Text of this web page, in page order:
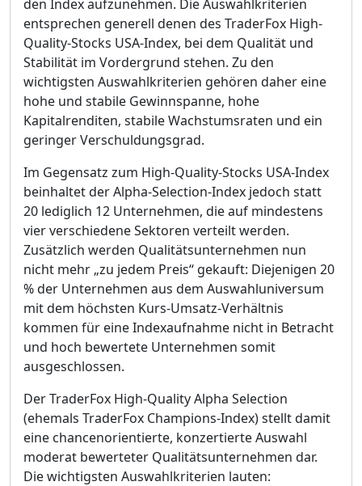
den Index aufzunehmen. Die Auswahlkriterien
entsprechen generell denen des TraderFox High-
Quality-Stocks USA-Index, bei dem Qualität und
Stabilität im Vordergrund stehen. Zu den
wichtigsten Auswahlkriterien gehören daher eine
hohe und stabile Gewinnspanne, hohe
Kapitalrenditen, stabile Wachstumsraten und ein
geringer Verschuldungsgrad.
Im Gegensatz zum High-Quality-Stocks USA-Index
beinhaltet der Alpha-Selection-Index jedoch statt
20 lediglich 12 Unternehmen, die auf mindestens
vier verschiedene Sektoren verteilt werden.
Zusätzlich werden Qualitätsunternehmen nun
nicht mehr „zu jedem Preis“ gekauft: Diejenigen 20
% der Unternehmen aus dem Auswahluniversum
mit dem höchsten Kurs-Umsatz-Verhältnis
kommen für eine Indexaufnahme nicht in Betracht
und hoch bewertete Unternehmen somit
ausgeschlossen.
Der TraderFox High-Quality Alpha Selection
(ehemals TraderFox Champions-Index) stellt damit
eine chancenorientierte, konzertierte Auswahl
moderat bewerteter Qualitätsunternehmen dar.
Die wichtigsten Auswahlkriterien lauten: